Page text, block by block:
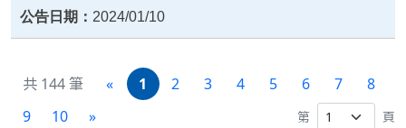
2024/01/10
共 144 筆 « 1 2 3 4 5 6 7
8
9
10 » 第 頁